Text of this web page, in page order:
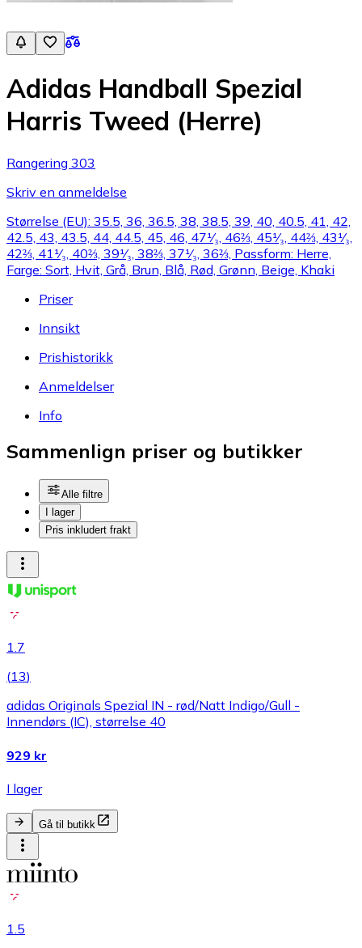
Adidas Handball Spezial
Harris Tweed (Herre)
Rangering 303
Skriv en anmeldelse
Størrelse (EU): 35.5, 36, 36.5, 38, 38.5, 39, 40, 40.5, 41, 42,
42.5, 43, 43.5, 44, 44.5, 45, 46, 47¹⁄₃, 46⅔, 45¹⁄₃, 44⅔, 43¹⁄₃,
42⅔, 41¹⁄₃, 40⅔, 39¹⁄₃, 38⅔, 37¹⁄₃, 36⅔, Passform: Herre,
Farge: Sort, Hvit, Grå, Brun, Blå, Rød, Grønn, Beige, Khaki
Priser
Innsikt
Prishistorikk
Anmeldelser
Info
Sammenlign priser og butikker
Alle filtre
I lager
Pris inkludert frakt
1.7
(13)
adidas Originals Spezial IN - rød/Natt Indigo/Gull -
Innendørs (IC), størrelse 40
929 kr
I lager
Gå til butikk
1.5